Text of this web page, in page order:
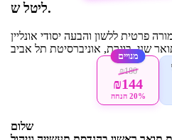
ליטל ש.
פרטית ללשון והבעה יסודי אונליין
שני, בוגרת, אוניברסיטת תל אביב
מנויים
₪180
₪144
20% הנחה
שלום